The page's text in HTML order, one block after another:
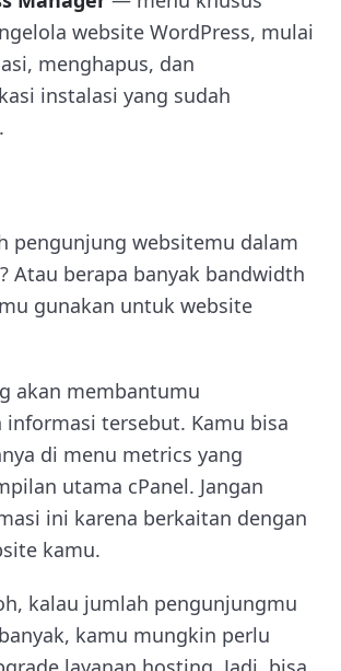
website WordPress, mulai
menghapus, dan
instalasi yang sudah
pengunjung websitemu dalam
Atau berapa banyak bandwidth
gunakan untuk website
akan membantumu
informasi tersebut. Kamu bisa
di menu metrics yang
utama cPanel. Jangan
ini karena berkaitan dengan
kamu.
kalau jumlah pengunjungmu
kamu mungkin perlu